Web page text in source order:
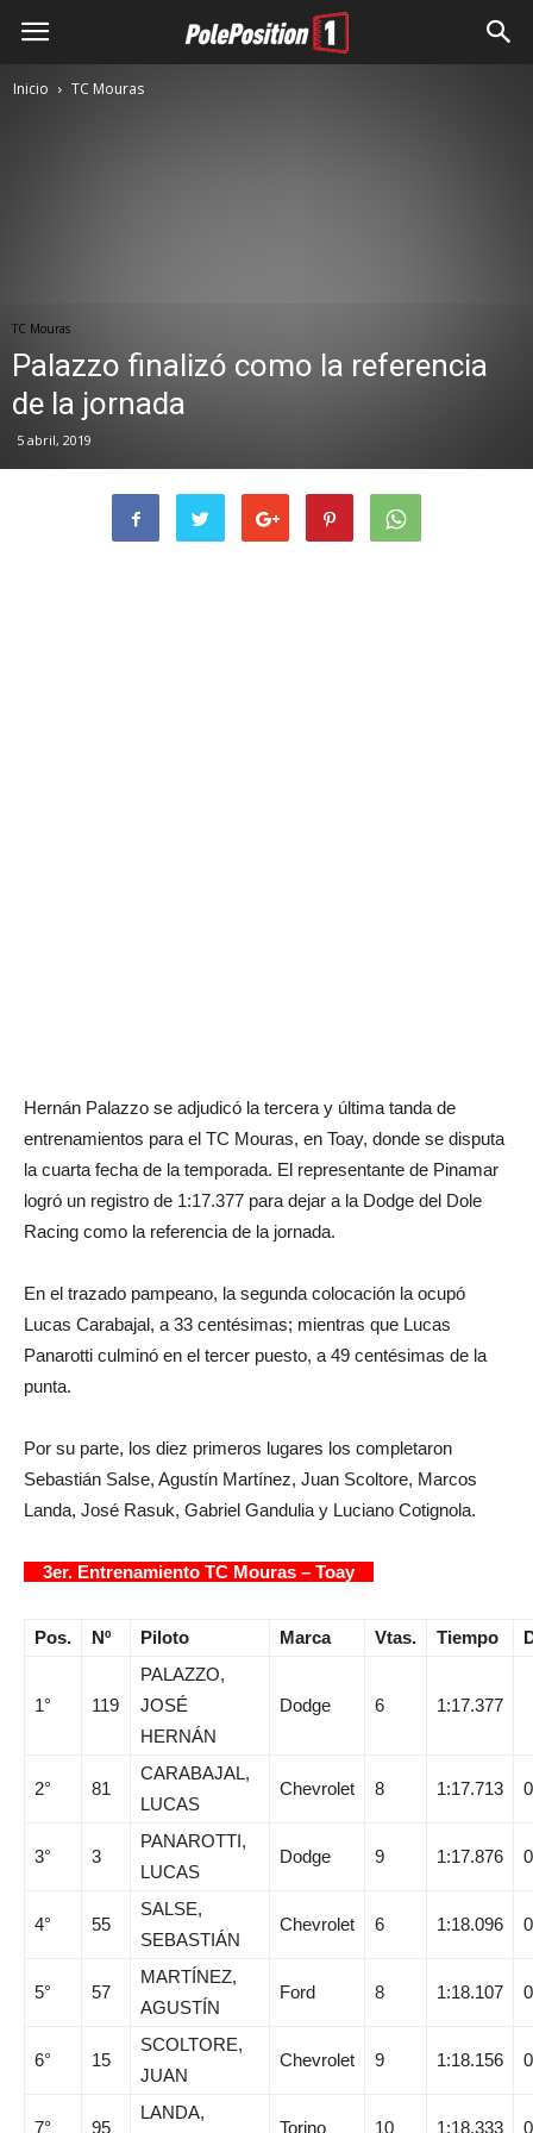
Inicio TC Mouras
TC Mouras
Palazzo finalizó como la referencia
de la jornada
5 abril, 2019
Hernán Palazzo se adjudicó la tercera y última tanda de
entrenamientos para el TC Mouras, en Toay, donde se disputa
la cuarta fecha de la temporada. El representante de Pinamar
logró un registro de 1:17.377 para dejar a la Dodge del Dole
Racing como la referencia de la jornada.
En el trazado pampeano, la segunda colocación la ocupó
Lucas Carabajal, a 33 centésimas; mientras que Lucas
Panarotti culminó en el tercer puesto, a 49 centésimas de la
punta.
Por su parte, los diez primeros lugares los completaron
Sebastián Salse, Agustín Martínez, Juan Scoltore, Marcos
Landa, José Rasuk, Gabriel Gandulia y Luciano Cotignola.
3er. Entrenamiento TC Mouras – Toay
Pos. Nº Piloto Marca Vtas. Tiempo
1° 119
PALAZZO,
JOSÉ
HERNÁN
Dodge 6 1:17.377
2° 81
CARABAJAL,
LUCAS
Chevrolet 8 1:17.713
3° 3
PANAROTTI,
LUCAS
Dodge 9 1:17.876
4° 55
SALSE,
SEBASTIÁN
Chevrolet 6 1:18.096
5° 57
MARTÍNEZ,
AGUSTÍN
Ford 8 1:18.107
6° 15
SCOLTORE,
JUAN
Chevrolet 9 1:18.156
7° 95
LANDA,
Torino 10 1:18.333